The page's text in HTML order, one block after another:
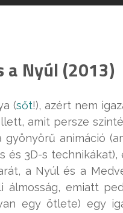
a Nyúl (2013)
(sőt!), azért nem
amit persze
animáció
és 3D-s
a Nyúl és a
álmosság, emiatt
egy ötlete) egy